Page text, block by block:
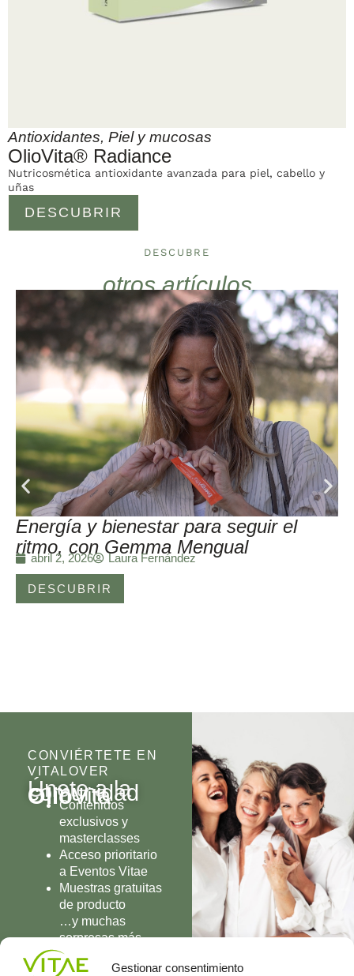
Gestionar consentimiento
Antioxidantes, Piel y mucosas
OlioVita® Radiance
DESCUBRIR
Nutricosmética antioxidante avanzada para piel, cabello y
uñas
DESCUBRE
otros artículos
Energía y bienestar para seguir el
ritmo, con Gemma Mengual
abril 2, 2026 Laura Fernández
DESCUBRIR
CONVIÉRTETE EN
VITALOVER
Únete a la
comunidad
OlioVita
Contenidos
exclusivos y
masterclasses
Acceso prioritario
a Eventos Vitae
Muestras gratuitas
de producto
…y muchas
sorpresas más
UNIRME